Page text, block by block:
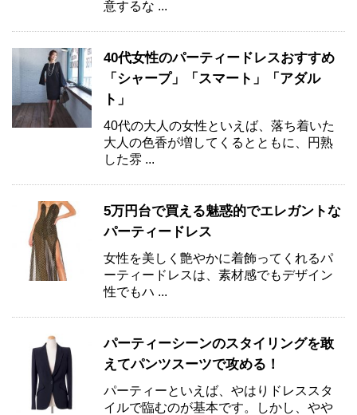
意するな ...
40代女性のパーティードレスおすすめ
「シャープ」「スマート」「アダル
ト」
40代の大人の女性といえば、落ち着いた
大人の色香が増してくるとともに、円熟
した雰 ...
5万円台で買える魅惑的でエレガントな
パーティードレス
女性を美しく艶やかに着飾ってくれるパ
ーティードレスは、素材感でもデザイン
性でもハ ...
パーティーシーンのスタイリングを敢
えてパンツスーツで攻める！
パーティーといえば、やはりドレススタ
イルで臨むのが基本です。しかし、やや